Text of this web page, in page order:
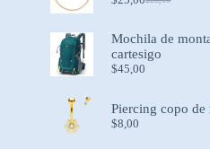
Original
was:
$28,00.
Current
is:
$25,00.
Mochila de
cartesigo
$45,00
Piercing copo de
$8,00